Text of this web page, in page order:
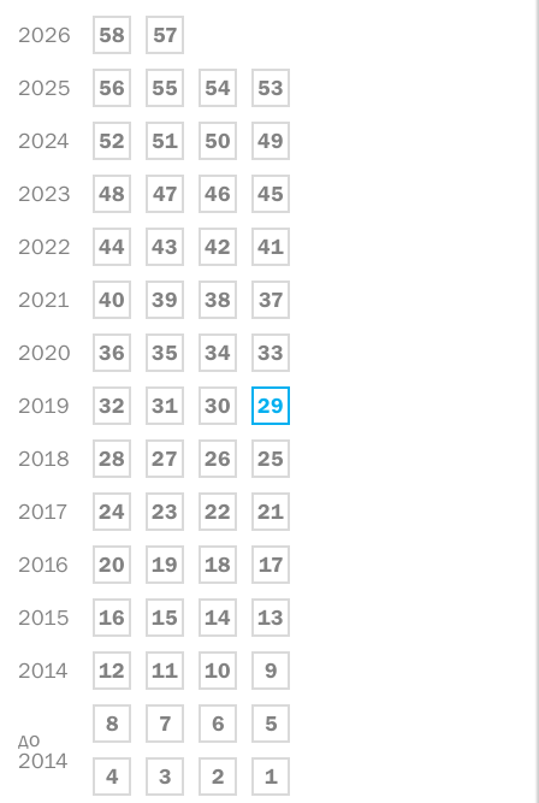
2026 58 57
2025 56 55 54 53
2024 52 51 50 49
2023 48 47 46 45
2022 44 43 42 41
2021 40 39 38 37
2020 36 35 34 33
2019 32 31 30 29
2018 28 27 26 25
2017 24 23 22 21
2016 20 19 18 17
2015 16 15 14 13
2014 12 11 10 9
до
2014
8 7 6 5
4 3 2 1